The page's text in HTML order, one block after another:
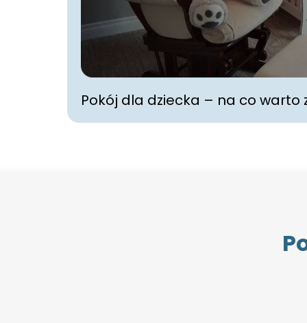
Pokój dla dziecka – na co warto